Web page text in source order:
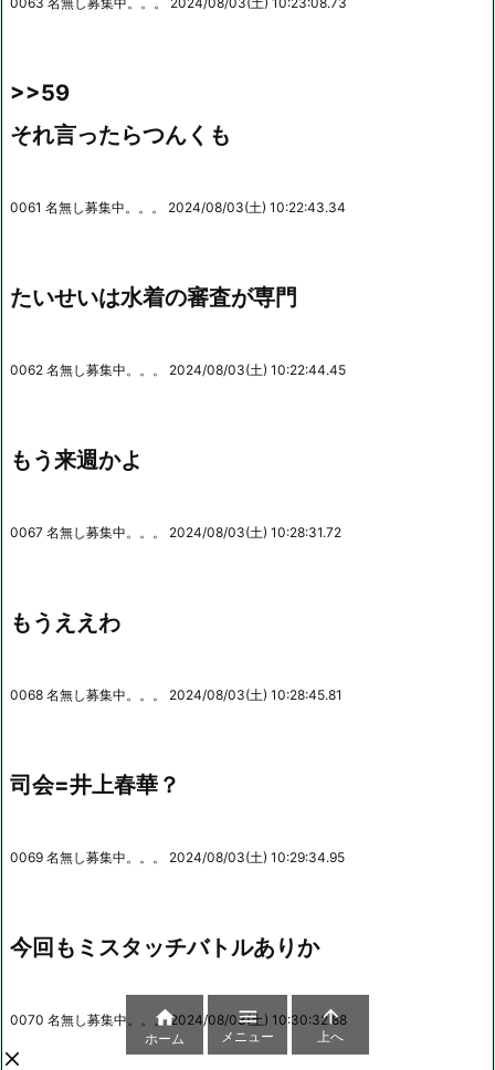
>>59
それ言ったらつんくも
0061 名無し募集中。。。 2024/08/03(土) 10:22:43.34
たいせいは水着の審査が専門
0062 名無し募集中。。。 2024/08/03(土) 10:22:44.45
もう来週かよ
0067 名無し募集中。。。 2024/08/03(土) 10:28:31.72
もうええわ
0068 名無し募集中。。。 2024/08/03(土) 10:28:45.81
司会=井上春華？
0069 名無し募集中。。。 2024/08/03(土) 10:29:34.95
今回もミスタッチバトルありか
0070 名無し募集中。。。 2024/08/03(土) 10:30:32.88

ホーム

メニュー

上へ